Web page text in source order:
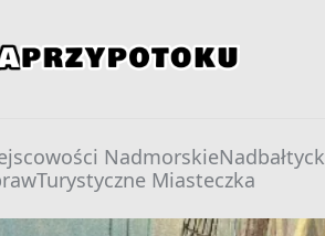
Nadmorskie
Turystyczne Miasteczka